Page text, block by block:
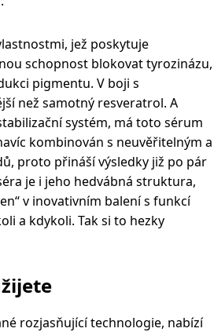
jež poskytuje
schopnost blokovat tyrozinázu,
pigmentu. V boji s
než samotný resveratrol. A
systém, má toto sérum
kombinován s neuvěřitelným a
proto přináší výsledky již po pár
je i jeho hedvábná struktura,
v inovativním balení s funkcí
a kdykoli. Tak si to hezky
rozjasňující technologie, nabízí